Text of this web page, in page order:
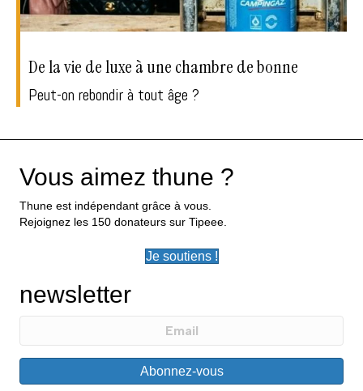
De la vie de luxe à une chambre de bonne
Peut-on rebondir à tout âge ?
Vous aimez thune ?
Thune est indépendant grâce à vous.
Rejoignez les 150 donateurs sur Tipeee.
Je soutiens !
newsletter
Abonnez-vous